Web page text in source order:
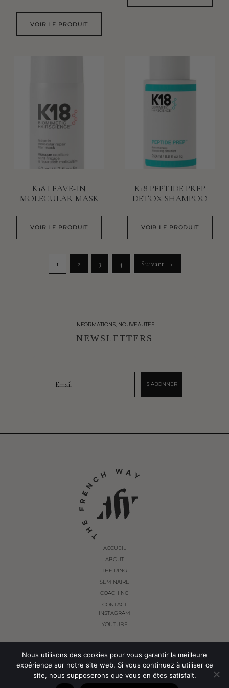
VOIR LE PRODUIT
K18 LEAVE-IN
MOLECULAR MASK
VOIR LE PRODUIT
K18 PEPTIDE PREP
DETOX SHAMPOO
VOIR LE PRODUIT
1 2 3 4 Suivant →
INFORMATIONS, NOUVEAUTÉS
NEWSLETTERS
S'ABONNER
ACCUEIL
ABOUT
THE RING
SEMINAIRE
COACHING
CONTACT
INSTAGRAM
YOUTUBE
© THE FRENCH WAY 2024. ALL RIGHTS RESERVED.
Nous utilisons des cookies pour vous garantir la meilleure
expérience sur notre site web. Si vous continuez à utiliser ce
site, nous supposerons que vous en êtes satisfait.